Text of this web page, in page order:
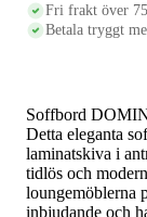
Fri frakt över
Betala tryggt
Soffbord
Detta eleganta
laminatskiva i
tidlös och
loungemöblerna
inbjudande och